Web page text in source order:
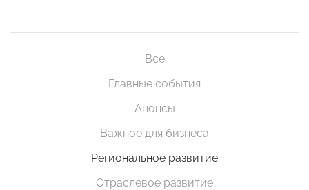
Все
Главные события
Анонсы
Важное для бизнеса
Региональное развитие
Отраслевое развитие